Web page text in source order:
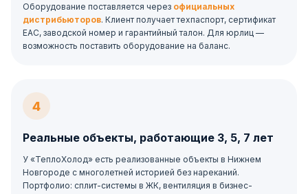
Оборудование поставляется через официальных
дистрибьюторов. Клиент получает техпаспорт, сертификат
ЕАС, заводской номер и гарантийный талон. Для юрлиц —
возможность поставить оборудование на баланс.
4
Реальные объекты, работающие 3, 5, 7 лет
У «ТеплоХолод» есть реализованные объекты в Нижнем
Новгороде с многолетней историей без нареканий.
Портфолио: сплит-системы в ЖК, вентиляция в бизнес-